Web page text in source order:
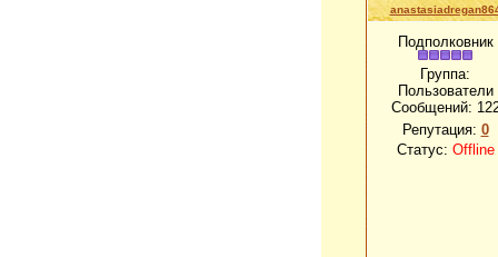
Подполковник
Группа:
Пользователи
Сообщений:
Репутация: 0
Статус: Offline